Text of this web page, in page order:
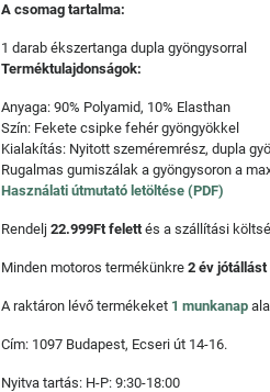
A csomag tartalma:
1 darab ékszertanga dupla gyöngysorral
Terméktulajdonságok:
Anyaga: 90% Polyamid, 10% Elasthan
Szín: Fekete csipke fehér gyöngyökkel
Kialakítás: Nyitott szeméremrész, dupla
Rugalmas gumiszálak a gyöngysoron a
Használati útmutató letöltése (PDF)
Rendelj 22.999Ft felettés a szállítási
Minden motoros termékünkre 2 év jótállást
A raktáron lévő termékeket 1 munkanap
Cím: 1097 Budapest, Ecseri út 14-16.
Nyitva tartás: H-P: 9:30-18:00